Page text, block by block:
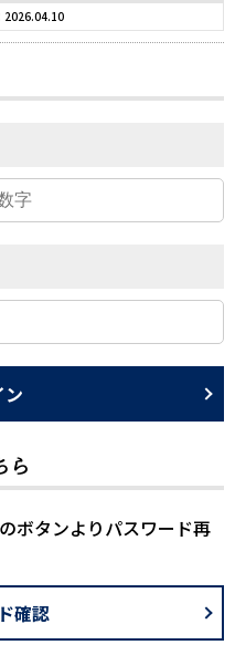
2026.04.10
ン
ら
ボタンよりパスワード再
確認